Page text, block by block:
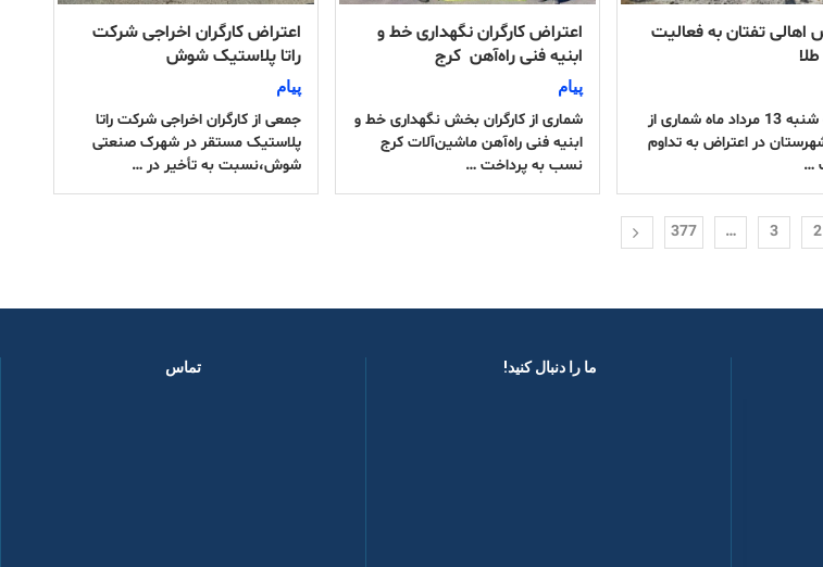
اهالی تفتان به فعالیت
روز سه شنبه 13 مرداد ماه شماری از
در اعتراض به تداوم
…
اعتراض کارگران نگهداری خط و
ابنیه فنی راه‌آهن کرج
پیام
شماری از کارگران بخش نگهداری خط و
ابنیه فنی راه‌آهن ماشین‌آلات کرج
نسب به پرداخت …
اعتراض کارگران اخراجی شرکت
راتا پلاستیک شوش
پیام
جمعی از کارگران اخراجی شرکت راتا
پلاستیک مستقر در شهرک صنعتی
شوش،نسبت به تأخیر در …
2
3
…
377
ما را دنبال کنید! ​ تماس